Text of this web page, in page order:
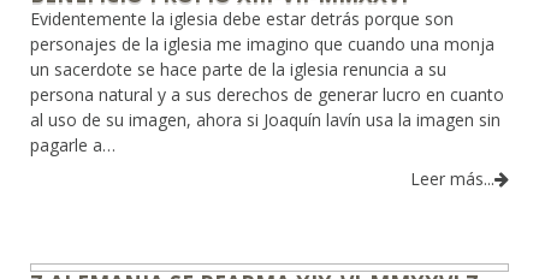
Evidentemente la iglesia debe estar detrás porque son
personajes de la iglesia me imagino que cuando una monja
un sacerdote se hace parte de la iglesia renuncia a su
persona natural y a sus derechos de generar lucro en cuanto
al uso de su imagen, ahora si Joaquín lavín usa la imagen sin
pagarle a…
Leer más...